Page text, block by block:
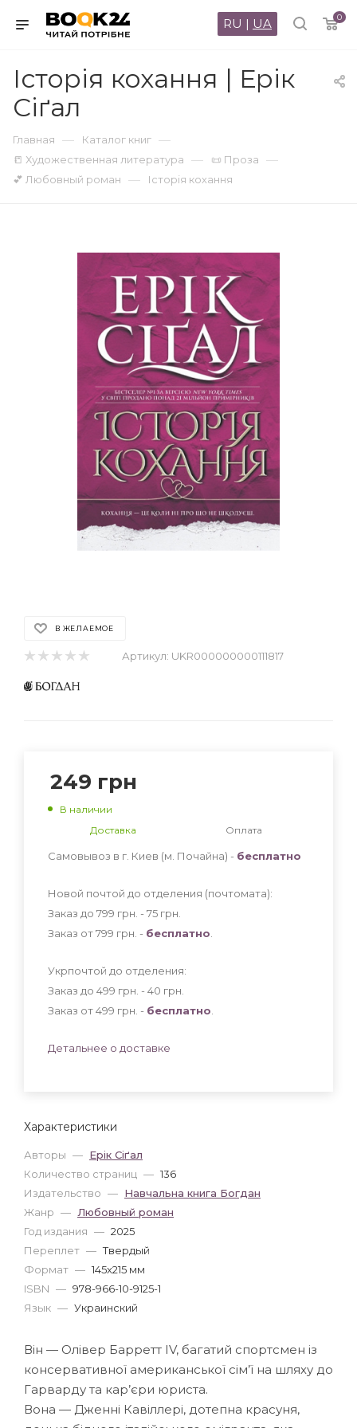
0
RU | UA
Історія кохання | Ерік
Сіґал
Главная — Каталог книг —
📒 Художественная литература — 📜 Проза —
💕 Любовный роман — Історія кохання
В ЖЕЛАЕМОЕ
Артикул: UKR000000000111817
Характеристики
Авторы — Ерік Сіґал
Количество страниц — 136
Издательство — Навчальна книга Богдан
Жанр — Любовный роман
Год издания — 2025
Переплет — Твердый
Формат — 145x215 мм
ISBN — 978-966-10-9125-1
Язык — Украинский
249 грн
В наличии
Доставка
Оплата
Самовывоз в г. Киев (м. Почайна) - бесплатно
Новой почтой до отделения (почтомата):
Заказ до 799 грн. - 75 грн
Заказ от 799 грн. - бесплатно
Укрпочтой до отделения:
Заказ до 499 грн. - 40 грн
Заказ от 499 грн. - бесплатно
Детальнее о доставке
Він — Олівер Барретт IV, багатий спортсмен із
консервативної американської сім’ї на шляху до
Гарварду та кар’єри юриста.
Вона — Дженні Кавіллері, дотепна красуня,